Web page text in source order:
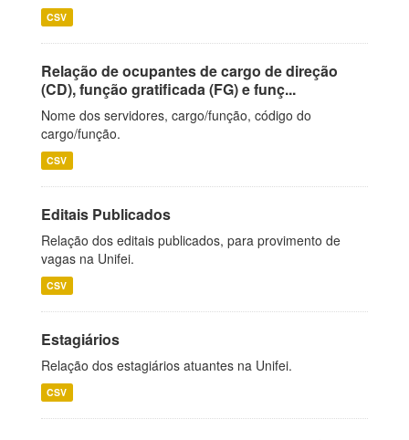
CSV
Relação de ocupantes de cargo de direção
(CD), função gratificada (FG) e funç...
Nome dos servidores, cargo/função, código do
cargo/função.
CSV
Editais Publicados
Relação dos editais publicados, para provimento de
vagas na Unifei.
CSV
Estagiários
Relação dos estagiários atuantes na Unifei.
CSV